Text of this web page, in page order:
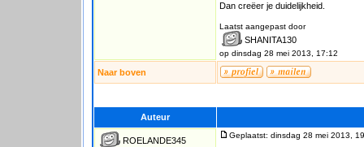
Dan creëer je duidelijkheid.
Laatst aangepast door
SHANITA130
op dinsdag 28 mei 2013, 17:12
Naar boven
Auteur
ROELANDE345
Geplaatst: dinsdag 28 mei 2013,